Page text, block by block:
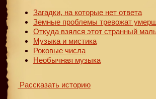
Загадки, на которые нет ответа
Земные проблемы тревожат
Откуда взялся этот странный
Музыка и мистика
Роковые числа
Необычная музыка
Рассказать историю